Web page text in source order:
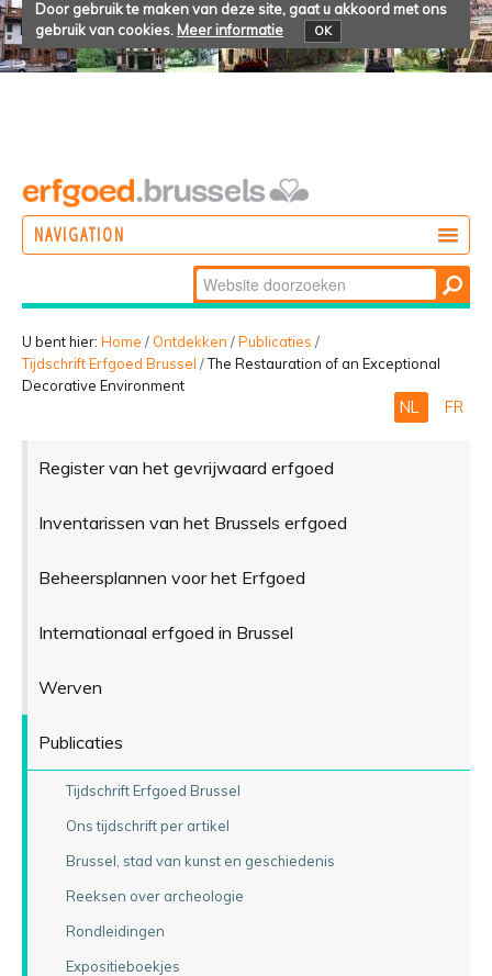
Door gebruik te maken van deze site, gaat u akkoord met ons
gebruik van cookies. Meer informatie OK
NAVIGATION
BELEVEN
Zoek
Geavanceerd
zoeken...
U bent hier: Home / Ontdekken /Publicaties /
Tijdschrift Erfgoed Brussel /The Restauration of an Exceptional
Decorative Environment
NL FR
Register van het gevrijwaard erfgoed
Inventarissen van het Brussels erfgoed
Beheersplannen voor het Erfgoed
Internationaal erfgoed in Brussel
Werven
Publicaties
Tijdschrift Erfgoed Brussel
Ons tijdschrift per artikel
Brussel, stad van kunst en geschiedenis
Reeksen over archeologie
Rondleidingen
Expositieboekjes